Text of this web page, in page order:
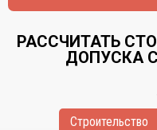
РАССЧИТАТЬ
ДОПУСКА
Cтроительство